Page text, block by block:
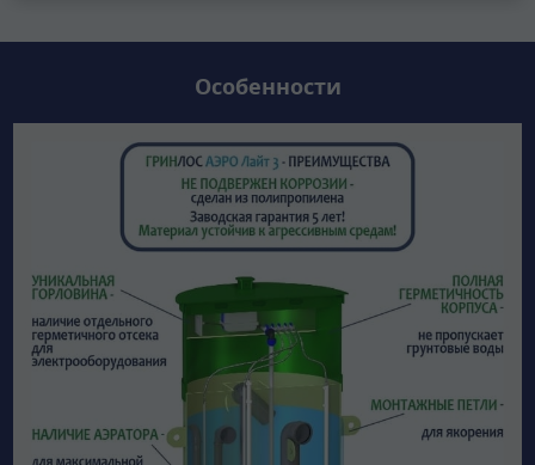
Особенности